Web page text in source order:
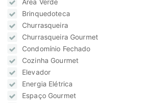
Área Verde
Brinquedoteca
Churrasqueira
Churrasqueira Gourmet
Condomínio Fechado
Cozinha Gourmet
Elevador
Energia Elétrica
Espaço Gourmet